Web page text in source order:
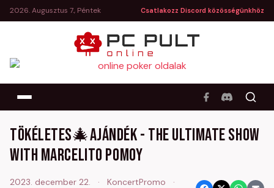
2026. Augusztus 7., Péntek Csatlakozz Discord közösségünkhöz
Tökéletes🎄ajándék - The Ultimate Show
with Marcelito Pomoy
2023. december 22. · KoncertPromo
·